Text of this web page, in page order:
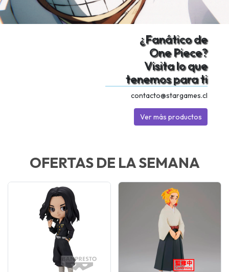
¿Fanático de
One Piece?
Visita lo que
tenemos para ti
contacto@stargames.cl
Ver más productos
OFERTAS DE LA SEMANA